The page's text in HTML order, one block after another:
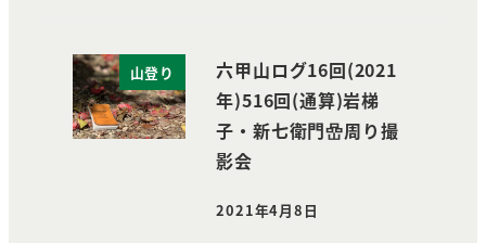
山登り
六甲山ログ16回(2021
年)516回(通算)岩梯
子・新七衛門嵒周り撮
影会
投稿日
2021年4月8日